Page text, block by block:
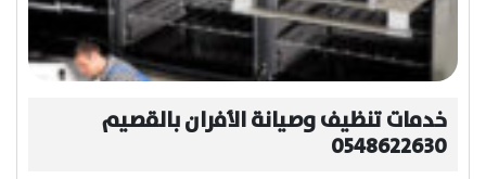
خدمات تنظيف وصيانة الأفران بالقصيم
0548622630